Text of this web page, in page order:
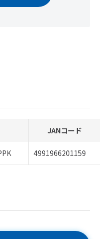
JANコード
4991966201159